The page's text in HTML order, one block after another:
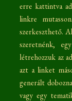
erre kattintva
linkre
szerkeszthető.
szeretnénk,
létrehozzuk az
azt a linket
generált
vagy egy